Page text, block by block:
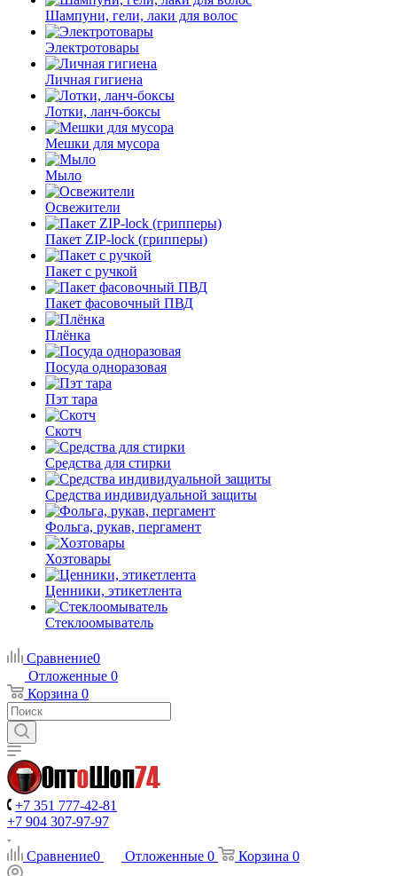
Шампуни, гели, лаки для волос
Электротовары
Личная гигиена
Лотки, ланч-боксы
Мешки для мусора
Мыло
Освежители
Пакет ZIP-lock (грипперы)
Пакет с ручкой
Пакет фасовочный ПВД
Плёнка
Посуда одноразовая
Пэт тара
Скотч
Средства для стирки
Средства индивидуальной защиты
Фольга, рукав, пергамент
Хозтовары
Ценники, этикетлента
Стеклоомыватель
Сравнение0
Отложенные 0
Корзина 0
+7 351 777-42-81
+7 904 307-97-97
Сравнение0 Отложенные 0 Корзина 0